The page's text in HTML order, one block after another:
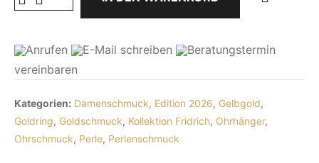
Anrufen E-Mail schreiben
Beratungstermin
vereinbaren
Kategorien: Damenschmuck, Edition 2026, Gelbgold,
Goldring, Goldschmuck, Kollektion Fridrich, Ohrhänger,
Ohrschmuck, Perle, Perlenschmuck